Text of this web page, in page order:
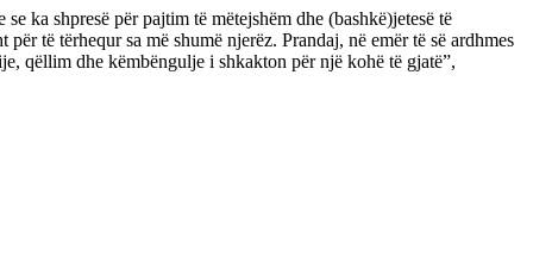
ka shpresë për pajtim të mëtejshëm dhe (bashkë)jetesë të
të tërhequr sa më shumë njerëz. Prandaj, në emër të së ardhmes
qëllim dhe këmbëngulje i shkakton për një kohë të gjatë”,